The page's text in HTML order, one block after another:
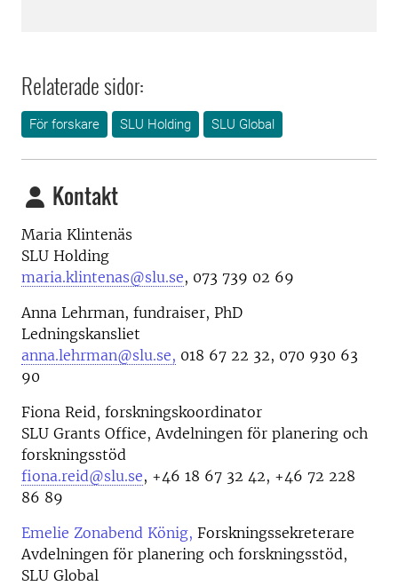
Relaterade sidor:
För forskare SLU Holding SLU Global
Kontakt
Maria Klintenäs
SLU Holding
maria.klintenas@slu.se, 073 739 02 69
Anna Lehrman, fundraiser, PhD
Ledningskansliet
anna.lehrman@slu.se, 018 67 22 32, 070 930 63
90
Fiona Reid, forskningskoordinator
SLU Grants Office, Avdelningen för planering och
forskningsstöd
fiona.reid@slu.se, +46 18 67 32 42, +46 72 228
86 89
Emelie Zonabend König, Forskningssekreterare
Avdelningen för planering och forskningsstöd,
SLU Global